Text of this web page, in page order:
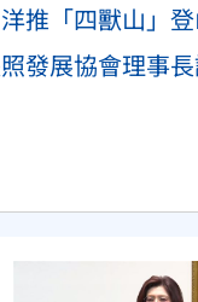
推「四獸山」
發展協會理事